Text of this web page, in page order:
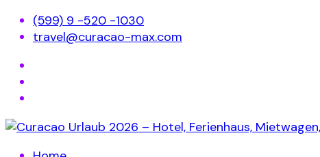
(599) 9 -520 -1030
travel@curacao-max.com